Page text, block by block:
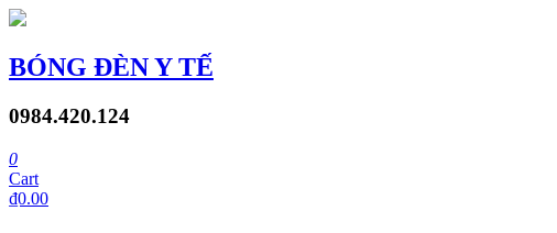
BÓNG ĐÈN Y TẾ
0984.420.124
0
Cart
₫0.00